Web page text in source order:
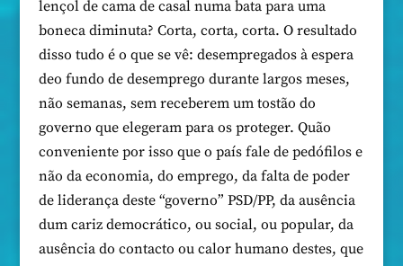
lençol de cama de casal numa bata para uma
boneca diminuta? Corta, corta, corta. O resultado
disso tudo é o que se vê: desempregados à espera
deo fundo de desemprego durante largos meses,
não semanas, sem receberem um tostão do
governo que elegeram para os proteger. Quão
conveniente por isso que o país fale de pedófilos e
não da economia, do emprego, da falta de poder
de liderança deste “governo” PSD/PP, da ausência
dum cariz democrático, ou social, ou popular, da
ausência do contacto ou calor humano destes, que